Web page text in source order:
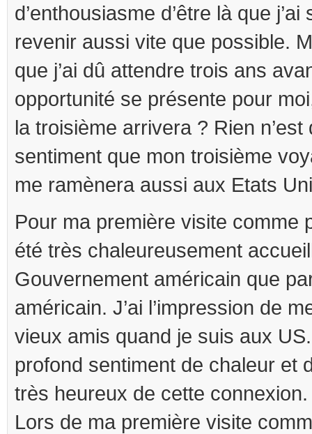
d’enthousiasme d’être là que
revenir aussi vite que possible.
que j’ai dû attendre trois ans
opportunité se présente pour
la troisième arrivera ? Rien n’est
sentiment que mon troisième
me ramènera aussi aux Etats
Pour ma première visite comme
été très chaleureusement
Gouvernement américain que
américain. J’ai l’impression de
vieux amis quand je suis aux
profond sentiment de chaleur et
très heureux de cette connexion.
Lors de ma première visite